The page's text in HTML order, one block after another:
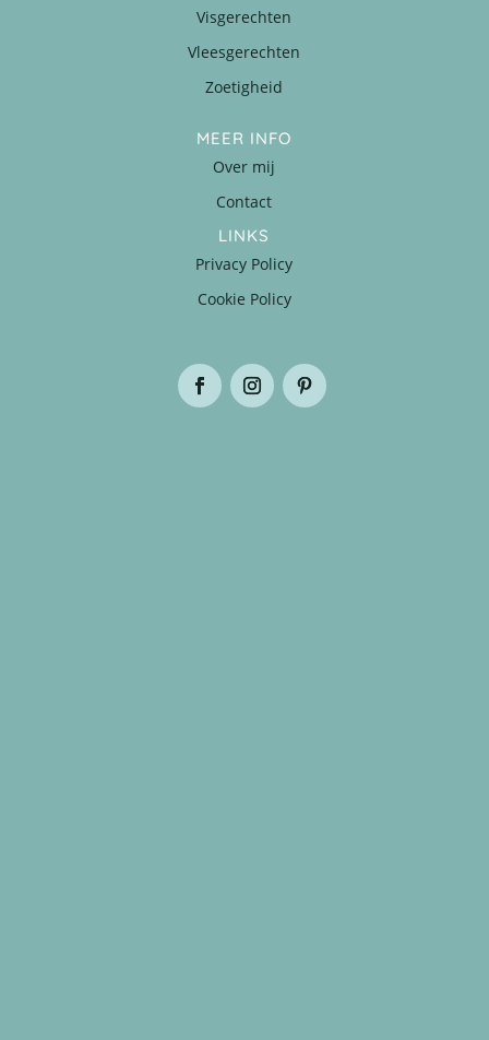
Visgerechten
Vleesgerechten
Zoetigheid
MEER INFO
Over mij
Contact
LINKS
Privacy Policy
Cookie Policy